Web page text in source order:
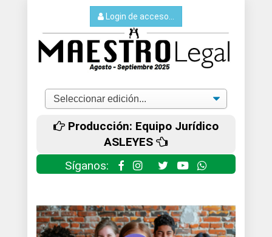
Login de acceso...
Producción: Equipo Jurídico
ASLEYES
Síganos: